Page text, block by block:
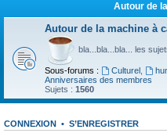
Autour de
Autour de la machine à
bla...bla...bla... les
Sous-forums : Culturel,
Anniversaires des membres
Sujets : 1560
CONNEXION • S’ENREGISTRER